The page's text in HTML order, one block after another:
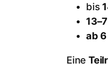
bis
ab
Eine